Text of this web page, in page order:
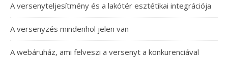
A versenyteljesítmény és a lakótér esztétikai integrációja
A versenyzés mindenhol jelen van
A webáruház, ami felveszi a versenyt a konkurenciával